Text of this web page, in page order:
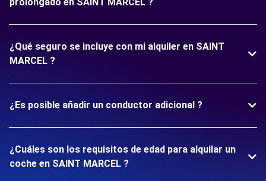
¿Qué seguro se incluye con mi alquiler en SAINT
MARCEL ?
¿Es posible añadir un conductor adicional ?
¿Cuáles son los requisitos de edad para alquilar un
coche en SAINT MARCEL ?